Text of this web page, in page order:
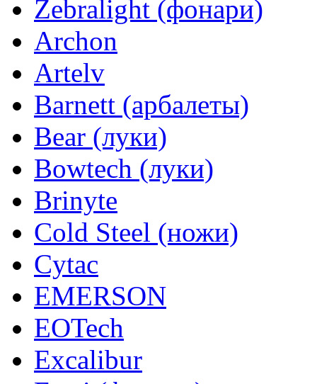
Zebralight (фонари)
Archon
Artelv
Barnett (арбалеты)
Bear (луки)
Bowtech (луки)
Brinyte
Cold Steel (ножи)
Cytac
EMERSON
EOTech
Excalibur